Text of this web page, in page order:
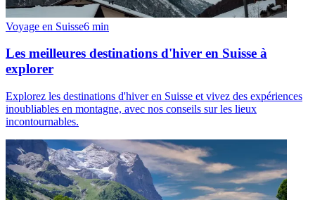
Voyage en Suisse6 min
Les meilleures destinations d'hiver en Suisse à
explorer
Explorez les destinations d'hiver en Suisse et vivez des expériences
inoubliables en montagne, avec nos conseils sur les lieux
incontournables.